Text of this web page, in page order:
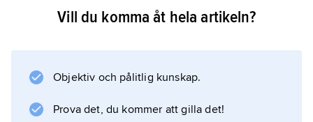
N. bildades 1912 som Japans första privata
JFE Steel Corporation.
Vill du komma åt hela artikeln?
Objektiv och pålitlig kunskap.
Prova det, du kommer att gilla det!